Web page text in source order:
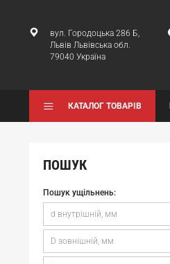
вул. Городоцька 286 Б,
Львів Львівська обл.
79040 Україна
КАТАЛОГ ТОВАРІВ
ПОШУК
Пошук ущільнень: